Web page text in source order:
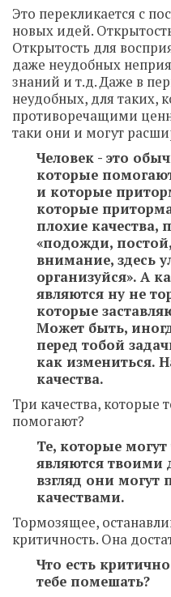
Это перекликается с
новых идей.
Открытость для
даже неудобных
знаний и т.д. Даже в
неудобных, для таких,
противоречащими
таки они и могут
Человек - это
которые
и которые
которые
плохие качества,
«подожди,
внимание, здесь
организуйся». А
являются ну не
которые
Может быть,
перед тобой
как измениться.
качества.
Три качества, которые
помогают?
Те, которые
являются твоими
взгляд они могут
качествами.
Тормозящее,
критичность. Она
Что есть
тебе помешать?